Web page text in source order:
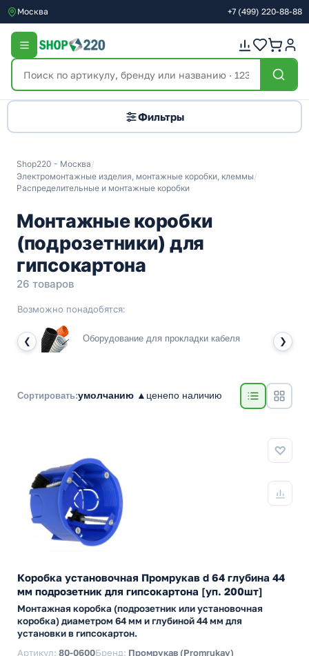
Москва +7 (499) 220-88-88
Фильтры
Shop220 - Москва/
Электромонтажные изделия, монтажные коробки, клеммы/
Распределительные и монтажные коробки
Монтажные коробки
(подрозетники) для
гипсокартона
26 товаров
Возможно понадобятся:
❮ Оборудование для прокладки кабеля ❯
Сортировать:умолчанию ▲ ценепо наличию
Коробка установочная Промрукав d 64 глубина 44
мм подрозетник для гипсокартона [уп. 200шт]
Монтажная коробка (подрозетник или установочная
коробка) диаметром 64 мм и глубиной 44 мм для
установки в гипсокартон.
Артикул: 80-0600Бренд: Промрукав (Promrukav)